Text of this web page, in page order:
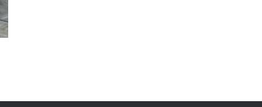
housing